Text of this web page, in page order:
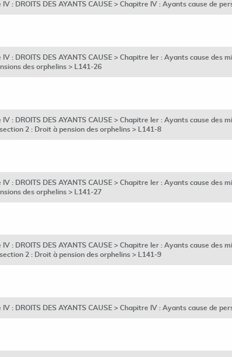
: DROITS DES AYANTS CAUSE > Chapitre IV : Ayants cause de
IV : DROITS DES AYANTS CAUSE > Chapitre Ier : Ayants cause
des orphelins > L141-26
: DROITS DES AYANTS CAUSE > Chapitre Ier : Ayants cause
2 : Droit à pension des orphelins > L141-8
IV : DROITS DES AYANTS CAUSE > Chapitre Ier : Ayants cause
des orphelins > L141-27
: DROITS DES AYANTS CAUSE > Chapitre Ier : Ayants cause
2 : Droit à pension des orphelins > L141-9
: DROITS DES AYANTS CAUSE > Chapitre IV : Ayants cause de